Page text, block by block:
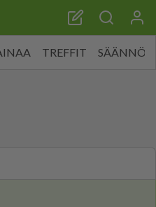
TREFFIT SÄÄNNÖT